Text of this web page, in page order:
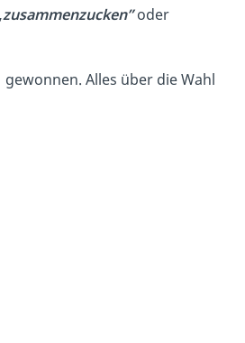
zusammenzucken”oder
gewonnen. Alles über die Wahl